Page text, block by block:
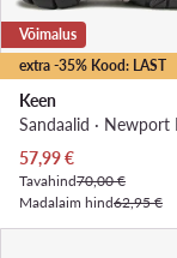
extra -35% Kood: LAST
Võimalus
Keen
Praegune hind
57,99€
Tavahind70,00 €
Madalaim hind62,95 €